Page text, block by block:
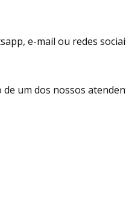
e-mail ou redes
um dos nossos